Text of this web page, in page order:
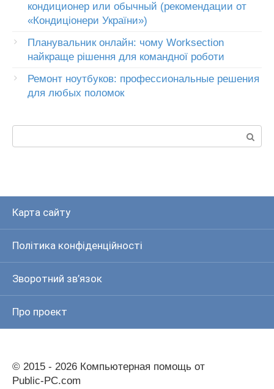
кондиционер или обычный (рекомендации от
«Кондиціонери України»)
Планувальник онлайн: чому Worksection
найкраще рішення для командної роботи
Ремонт ноутбуков: профессиональные решения
для любых поломок
Карта сайту
Політика конфіденційності
Зворотний зв’язок
Про проект
© 2015 - 2026 Компьютерная помощь от
Public-PC.com